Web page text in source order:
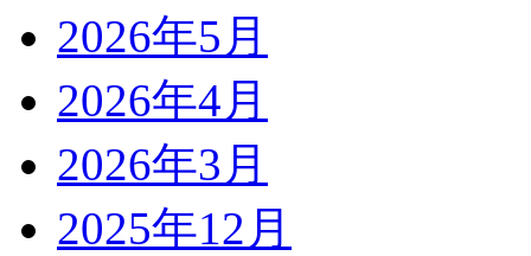
2026年5月
2026年4月
2026年3月
2025年12月